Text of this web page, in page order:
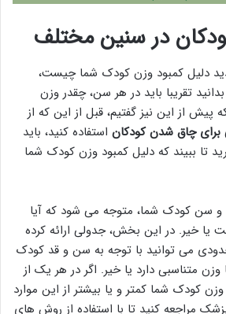
در سنین مختلف
دلیل کمبود وزن کودک شما چیست،
تقریبا باید در هر سن، چقدر وزن
از این نیز گفتیم، قبل از این که از
برای چاق شدن کودکان استفاده کنید، باید
تا ببیند که دلیل کمبود وزن کودک شما
و سن کودک شما، متوجه می شود که آیا
یا خیر. در این بخش، جدولی ارائه کرده
می توانید با توجه به سن و قد کودک
متناسبی دارد یا خیر. اگر در هر یک از
کودک شما کمتر و یا بیشتر از این موارد
مراجعه کنید تا با استفاده از روش های